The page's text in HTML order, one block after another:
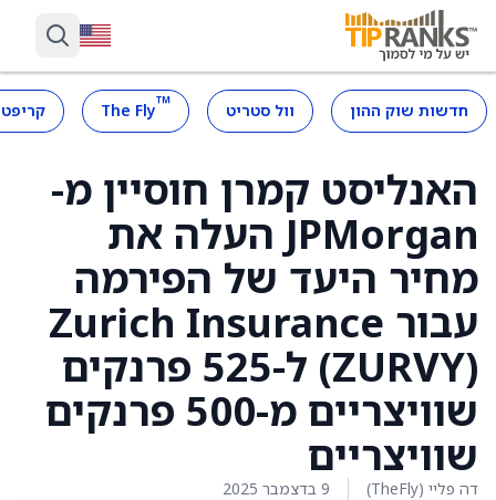
חדשות שוק ההון וול סטריט ™
The Fly
האנליסט קמרן חוסיין מ-
JPMorgan העלה את
מחיר היעד של הפירמה
עבור Zurich Insurance
(ZURVY) ל-525 פרנקים
שוויצריים מ-500 פרנקים
שוויצריים
דה פליי (TheFly) 9 בדצמבר 2025